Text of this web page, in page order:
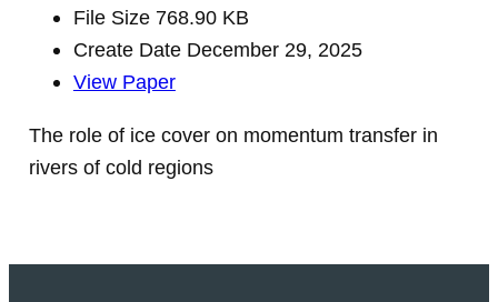
File Size 768.90 KB
Create Date December 29, 2025
View Paper
The role of ice cover on momentum transfer in
rivers of cold regions